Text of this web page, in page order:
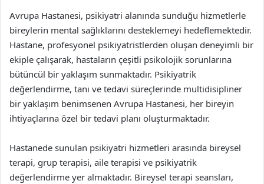
Avrupa Hastanesi, psikiyatri alanında sunduğu hizmetlerle
bireylerin mental sağlıklarını desteklemeyi hedeflemektedir.
Hastane, profesyonel psikiyatristlerden oluşan deneyimli bir
ekiple çalışarak, hastaların çeşitli psikolojik sorunlarına
bütüncül bir yaklaşım sunmaktadır. Psikiyatrik
değerlendirme, tanı ve tedavi süreçlerinde multidisipliner
bir yaklaşım benimsenen Avrupa Hastanesi, her bireyin
ihtiyaçlarına özel bir tedavi planı oluşturmaktadır.
Hastanede sunulan psikiyatri hizmetleri arasında bireysel
terapi, grup terapisi, aile terapisi ve psikiyatrik
değerlendirme yer almaktadır. Bireysel terapi seansları,